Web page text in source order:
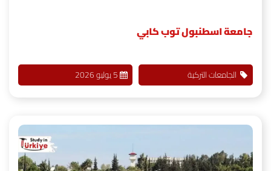
جامعة اسطنبول توب كابي
الجامعات التركية 5 يوليو 2026